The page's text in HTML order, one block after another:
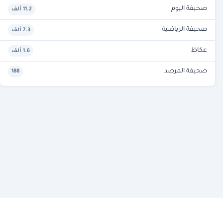
صحيفة اليوم 11.2 ألف
صحيفة الرياضية 7.3 ألف
عكاظ 1.6 ألف
صحيفة المرصد 188